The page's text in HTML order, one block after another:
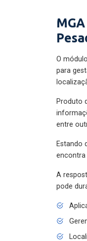
O
para
Produto
entre
Estando
encontra
A
pode